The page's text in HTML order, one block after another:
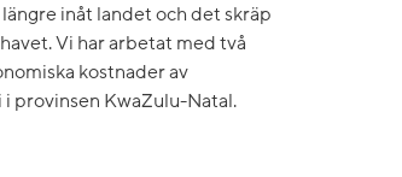
inåt landet och det skräp
Vi har arbetat med två
kostnader av
provinsen KwaZulu-Natal.